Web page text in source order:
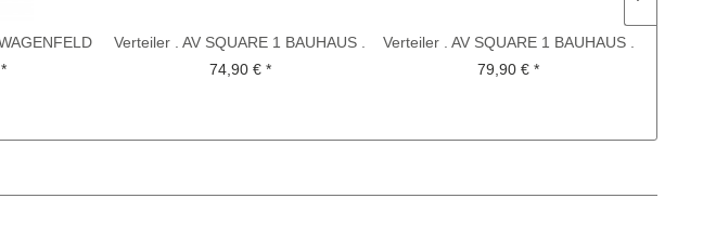
Verteiler . AV SQUARE 1 BAUHAUS .
mulberry red
74,90 € *
Verteiler . AV SQUARE 1 BAUHAUS .
lavender glow
79,90 € *